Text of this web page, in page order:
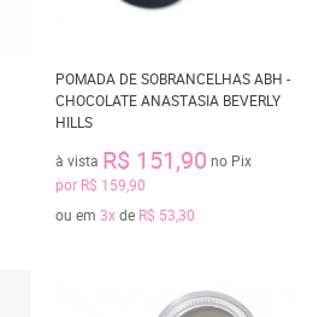
POMADA DE SOBRANCELHAS ABH -
CHOCOLATE ANASTASIA BEVERLY
HILLS
à vista R$ 151,90 no Pix
por R$ 159,90
ou em 3xde R$ 53,30